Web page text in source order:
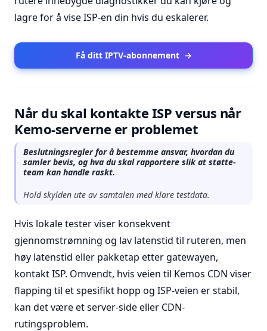
lagre for å vise ISP-en din hvis du eskalerer.
Få ditt IPTV-abonnement →
Når du skal kontakte ISP versus når
Kemo-serverne er problemet
Beslutningsregler for å bestemme ansvar, hvordan du
samler bevis, og hva du skal rapportere slik at støtte-
team kan handle raskt.
Hold skylden ute av samtalen med klare testdata.
Hvis lokale tester viser konsekvent
gjennomstrømning og lav latenstid til ruteren, men
høy latenstid eller pakketap etter gatewayen,
kontakt ISP. Omvendt, hvis veien til Kemos CDN viser
flapping til et spesifikt hopp og ISP-veien er stabil,
kan det være et server-side eller CDN-
rutingsproblem.